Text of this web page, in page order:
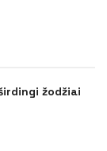
žodžiai